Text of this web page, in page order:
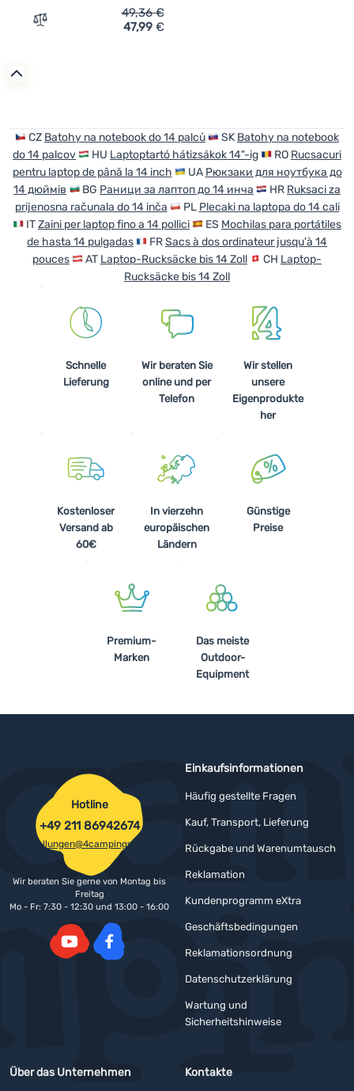
Zum Vergleich 'Urban-Rucksack Ferrino Mizar 18'
49,36€
47,99 €
CZ Batohy na notebook do 14 palců SK Batohy na notebook
do 14 palcov
HU Laptoptartó hátizsákok 14"-ig RO Rucsacuri
pentru laptop de până la 14 inch
UA Рюкзаки для ноутбука до
14 дюймів
BG Раници за лаптоп до 14 инча HR Ruksaci za
prijenosna računala do 14 inča
PL Plecaki na laptopa do 14 cali
ITZaini per laptop fino a 14 pollici ES Mochilas para portátiles
de hasta 14 pulgadas
FRSacs à dos ordinateur jusqu'à 14
pouces
AT Laptop-Rucksäcke bis 14 Zoll CH Laptop-
Rucksäcke bis 14 Zoll
Schnelle
Lieferung
Wir beraten Sie
online und per
Telefon
Wir stellen
unsere
Eigenprodukte
her
Kostenloser
Versand ab
60€
In vierzehn
europäischen
Ländern
Günstige
Preise
Premium-
Marken
Das meiste
Outdoor-
Equipment
Einkaufsinformationen
Häufig gestellte Fragen
Kauf, Transport, Lieferung
Rückgabe und Warenumtausch
Reklamation
Kundenprogramm eXtra
Geschäftsbedingungen
Reklamationsordnung
Datenschutzerklärung
Wartung und
Sicherheitshinweise
Über das Unternehmen Kontakte
Hotline
+49 211 86942674
bestellungen@4campingshop.de
Wir beraten Sie gerne von Montag bis
Freitag
Mo - Fr: 7:30 - 12:30 und 13:00 - 16:00